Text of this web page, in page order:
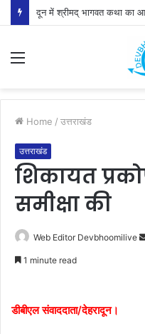
राजस्व पुलिस एवं भूलेख सर्वेक्षण
Menu
Home / उत्तराखंड
उत्तराखंड
शिकायत
समीक्षा की
Web Editor Devbhoomilive
1 minute read
डीबीएल संवाददाता/देहरादून।